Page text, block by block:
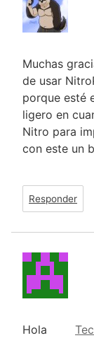
Muchas
de usar
porque esté
ligero en
Nitro para
con este un
Responder
Hola